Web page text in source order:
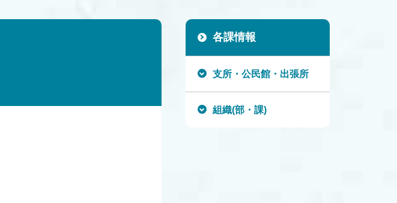
各課情報
支所・公民館・出張所
組織(部・課)